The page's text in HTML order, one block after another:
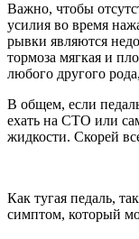
Важно, чтобы
усилия во время
рывки являются
тормоза мягкая и
любого другого
В общем, если
ехать на СТО или
жидкости. Скорей
Как тугая педаль,
симптом, который